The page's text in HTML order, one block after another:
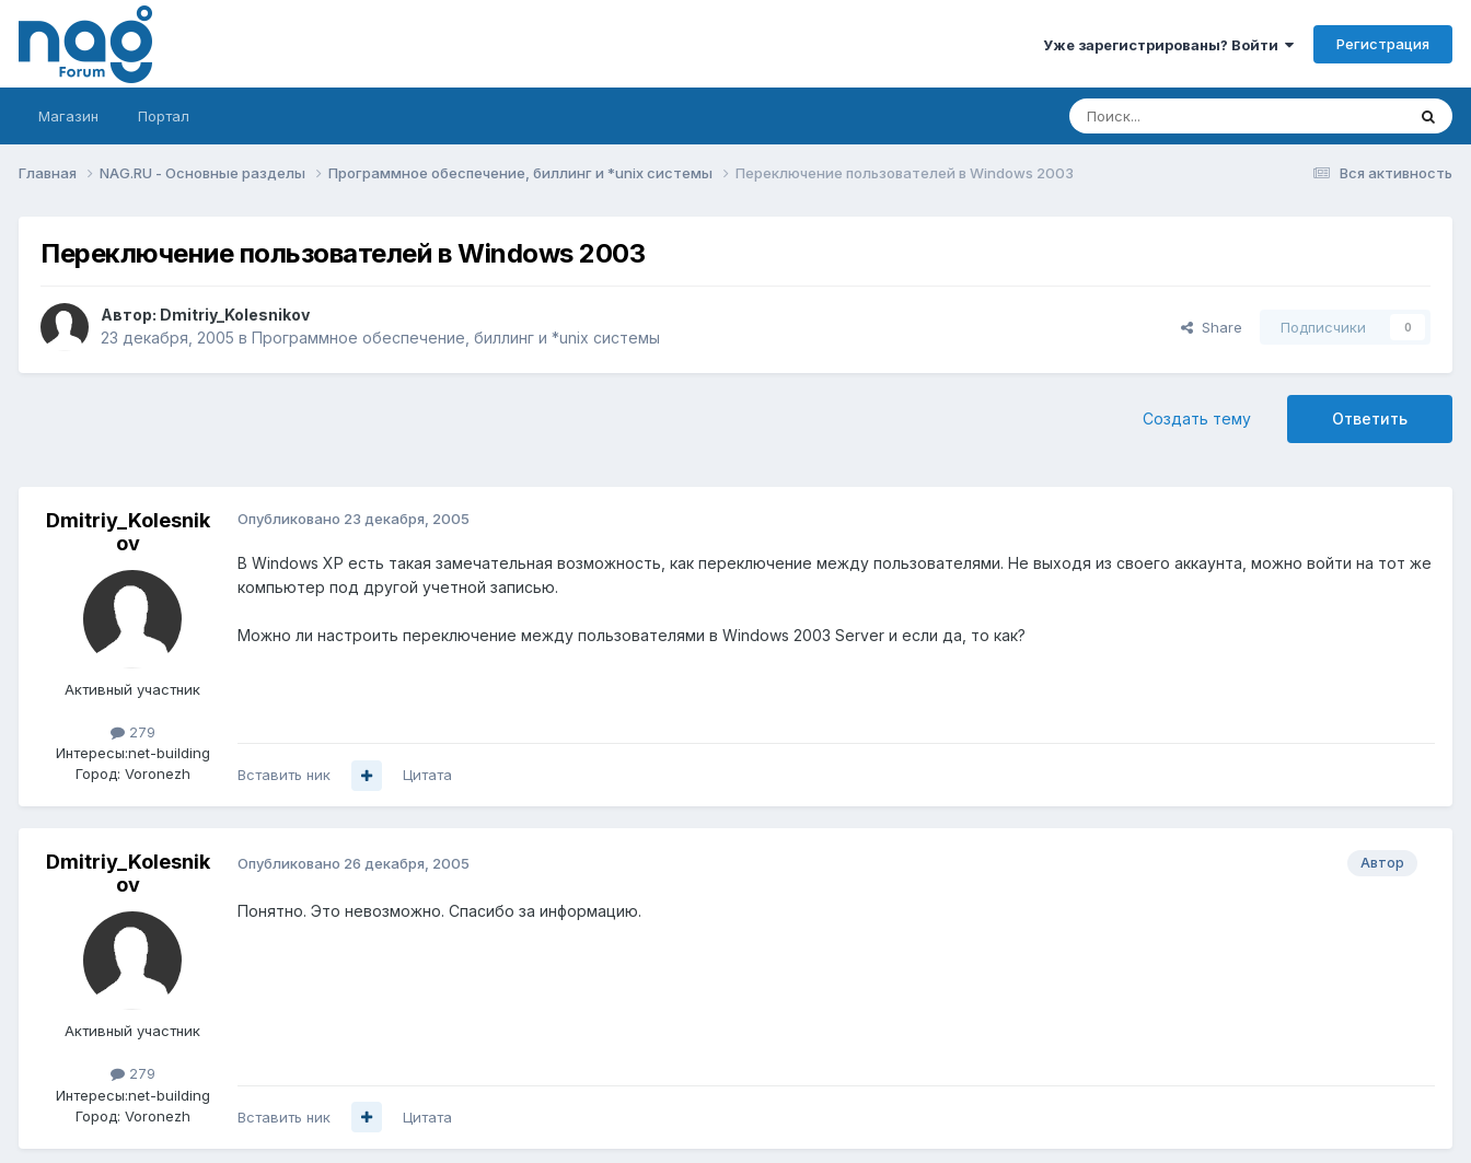
Уже зарегистрированы? Войти Регистрация
Магазин Портал
Вся активность
Главная NAG.RU - Основные разделы Программное обеспечение, биллинг и *unix системы Переключение пользователей в Windows 2003
Переключение пользователей в Windows 2003
Автор: Dmitriy_Kolesnikov
23 декабря, 2005 в Программное обеспечение, биллинг и *unix системы
Share Подписчики 0
Ответить
Создать тему
Dmitriy_Kolesnik
ov
Активный участник
279
Интересы:net-building
Город: Voronezh
Опубликовано 23 декабря, 2005
В Windows XP есть такая замечательная возможность, как переключение между пользователями. Не выходя из своего аккаунта, можно войти на тот же
компьютер под другой учетной записью.
Можно ли настроить переключение между пользователями в Windows 2003 Server и если да, то как?
Вставить ник Цитата
Dmitriy_Kolesnik
ov
Активный участник
279
Интересы:net-building
Город: Voronezh
Автор
Опубликовано 26 декабря, 2005
Понятно. Это невозможно. Спасибо за информацию.
Вставить ник Цитата